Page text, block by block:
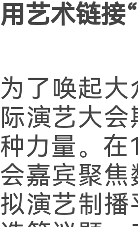
用艺术链接
为了唤起
际演艺大
种力量。在
会嘉宾聚
拟演艺制